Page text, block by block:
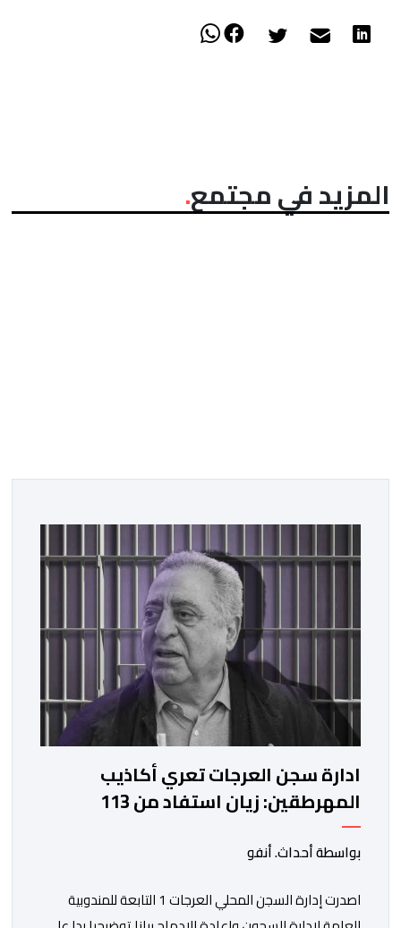
المزيد في مجتمع
ادارة سجن العرجات تعري أكاذيب
المهرطقين: زيان استفاد من 113
استشارة و50 فحصا طبيا
بواسطة أحداث. أنفو
اصدرت إدارة السجن المحلي العرجات 1 التابعة للمندوبية